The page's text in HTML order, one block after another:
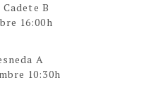
Cadete B
16:00h
A
10:30h